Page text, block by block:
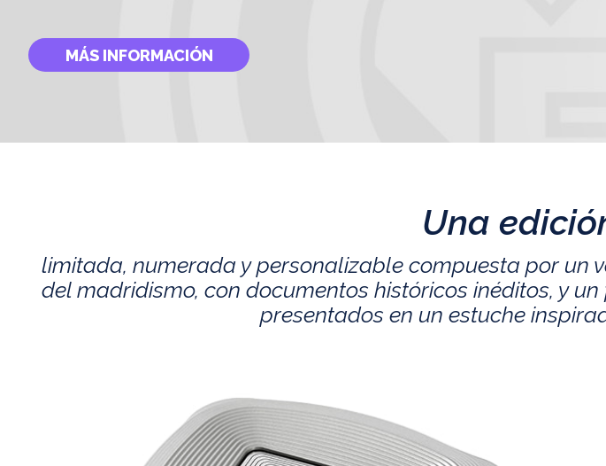
MÁS INFORMACIÓN
Una
limitada, numerada y personalizable compuesta por un
del madridismo, con documentos históricos inéditos, y
presentados en un estuche